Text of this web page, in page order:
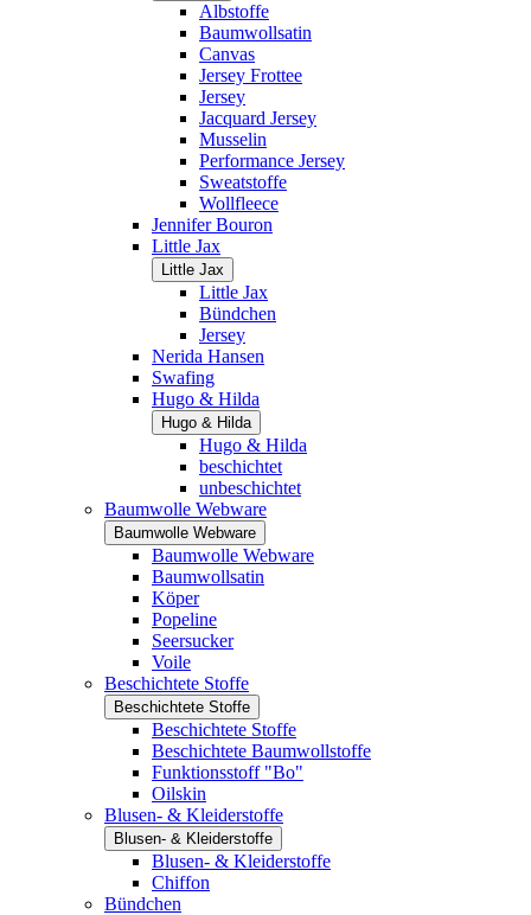
Albstoffe
Baumwollsatin
Canvas
Jersey Frottee
Jersey
Jacquard Jersey
Musselin
Performance Jersey
Sweatstoffe
Wollfleece
Jennifer Bouron
Little Jax
Little Jax
Little Jax
Bündchen
Jersey
Nerida Hansen
Swafing
Hugo & Hilda
Hugo & Hilda
Hugo & Hilda
beschichtet
unbeschichtet
Baumwolle Webware
Baumwolle Webware
Baumwolle Webware
Baumwollsatin
Köper
Popeline
Seersucker
Voile
Beschichtete Stoffe
Beschichtete Stoffe
Beschichtete Stoffe
Beschichtete Baumwollstoffe
Funktionsstoff "Bo"
Oilskin
Blusen- & Kleiderstoffe
Blusen- & Kleiderstoffe
Blusen- & Kleiderstoffe
Chiffon
Bündchen